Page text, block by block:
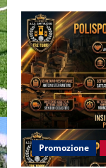
Promozione